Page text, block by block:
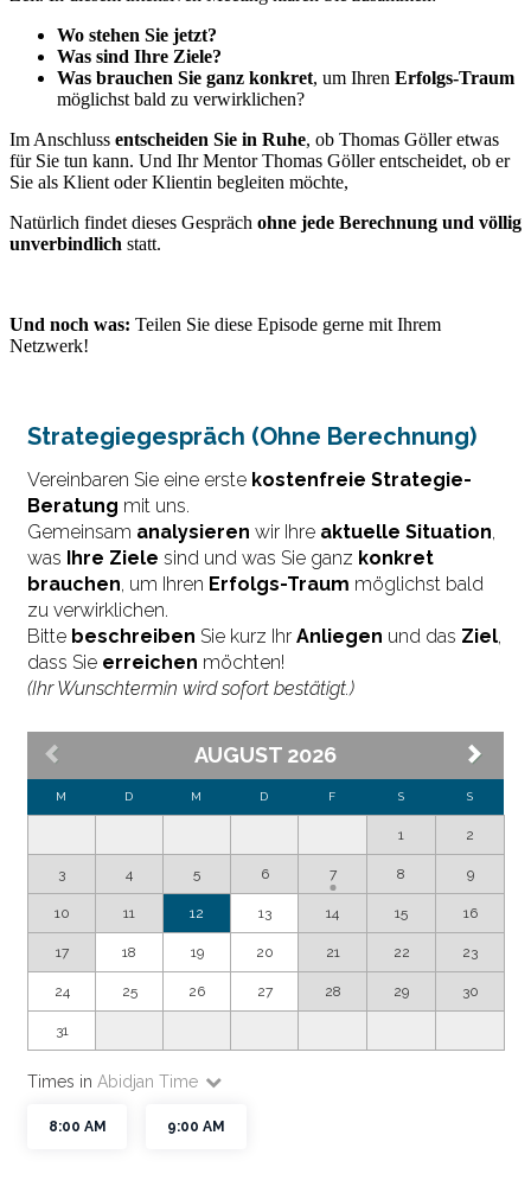
Wo stehen Sie jetzt?
Was sind Ihre Ziele?
Was brauchen Sie ganz konkret, um Ihren Erfolgs-Traum
möglichst bald zu verwirklichen?
Im Anschluss entscheiden Sie in Ruhe, ob Thomas Göller etwas
für Sie tun kann. Und Ihr Mentor Thomas Göller entscheidet, ob er
Sie als Klient oder Klientin begleiten möchte,
Natürlich findet dieses Gespräch ohne jede Berechnung und völlig
unverbindlich statt.
Und noch was: Teilen Sie diese Episode gerne mit Ihrem
Netzwerk!